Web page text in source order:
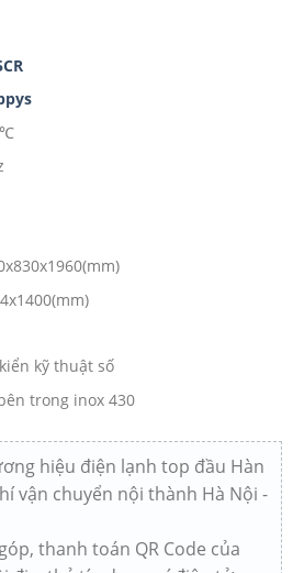
kỹ thuật số
trong inox 430
hiệu điện lạnh top đầu Hàn
vận chuyển nội thành Hà Nội -
thanh toán QR Code của